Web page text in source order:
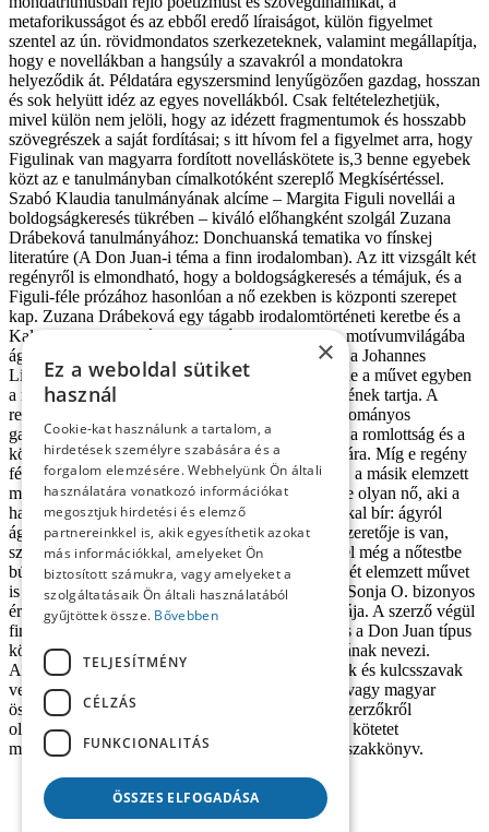
metaforikusságot és az ebből eredő líraiságot, külön figyelmet
szentel az ún. rövidmondatos szerkezeteknek, valamint megállapítja,
hogy e novellákban a hangsúly a szavakról a mondatokra
helyeződik át. Példatára egyszersmind lenyűgözően gazdag, hosszan
és sok helyütt idéz az egyes novellákból. Csak feltételezhetjük,
mivel külön nem jelöli, hogy az idézett fragmentumok és hosszabb
szövegrészek a saját fordításai; s itt hívom fel a figyelmet arra, hogy
Figulinak van magyarra fordított novelláskötete is,3 benne egyebek
közt az e tanulmányban címalkotóként szereplő Megkísértéssel.
Szabó Klaudia tanulmányának alcíme – Margita Figuli novellái a
boldogságkeresés tükrében – kiváló előhangként szolgál Zuzana
Drábeková tanulmányához: Donchuanská tematika vo fínskej
literatúre (A Don Juan-i téma a finn irodalomban). Az itt vizsgált két
regényről is elmondható, hogy a boldogságkeresés a témájuk, és a
Figuli-féle prózához hasonlóan a nő ezekben is központi szerepet
kap. Zuzana Drábeková egy tágabb irodalomtörténeti keretbe és a
Kalevala Don Juanjának tartható Lemminkäinen motívumvilágába
ágyazva az ún. tutajosromantika tematikába sorolja Johannes
Linnankoski Dal a tűzpiros virágról c. regényét, de a művet egyben
a maszkulinitás kulturális válságállapota kifejezésének tartja. A
regény férfialakja, aki felhagy a családjában hagyományos
gazdálkodással, s tutajosnak áll be, a dekadencia, a romlottság és a
könnyűvérűség Don Juan-i attribútumait ölti magára. Míg e regény
férfi főszereplője csak a hagyományokhoz hűtlen, a másik elemzett
mű (Anja Kauranen: Itt járt Sonja O.) főszereplője olyan nő, aki a
hagyományosan férfiakra jellemző tulajdonságokkal bír: ágyról
ágyra jár, sőt nem csak a férfiakat váltogatja, nő szeretője is van,
szabadszájú, mintegy mellesleg drogfüggő, s ezzel még a nőtestbe
bújt Casanova képzetét is felülmúlja. A szerző a két elemzett művet
is összeveti egymással, mondván, hogy az Itt járt Sonja O. bizonyos
értelemben a Dal a tűzpiros virágról-nak a paródiája. A szerző végül
finoman megrajzolja a különbséget a Casanova és a Don Juan típus
közt, amennyiben ez utóbbit a szerelem filozófusának nevezi.
A tanulmányokat magyar vagy szlovák annotációk és kulcsszavak
vezetik be, a hivatkozásokat szlovák, angol, finn vagy magyar
összegzés zárja. A kötet végén a benne szereplő szerzőkről
olvasható eligazító, lexikonszerű szakbiográfia. A kötetet
mindenkinek ajánlom: elsőrendű, jól szerkesztett szakkönyv.
×
Ez a weboldal sütiket
használ
Cookie-kat használunk a tartalom, a
hirdetések személyre szabására és a
forgalom elemzésére. Webhelyünk Ön általi
használatára vonatkozó információkat
megosztjuk hirdetési és elemző
partnereinkkel is, akik egyesíthetik azokat
más információkkal, amelyeket Ön
biztosított számukra, vagy amelyeket a
szolgáltatásaik Ön általi használatából
gyűjtöttek össze. Bővebben
TELJESÍTMÉNY
CÉLZÁS
FUNKCIONALITÁS
ÖSSZES ELFOGADÁSA